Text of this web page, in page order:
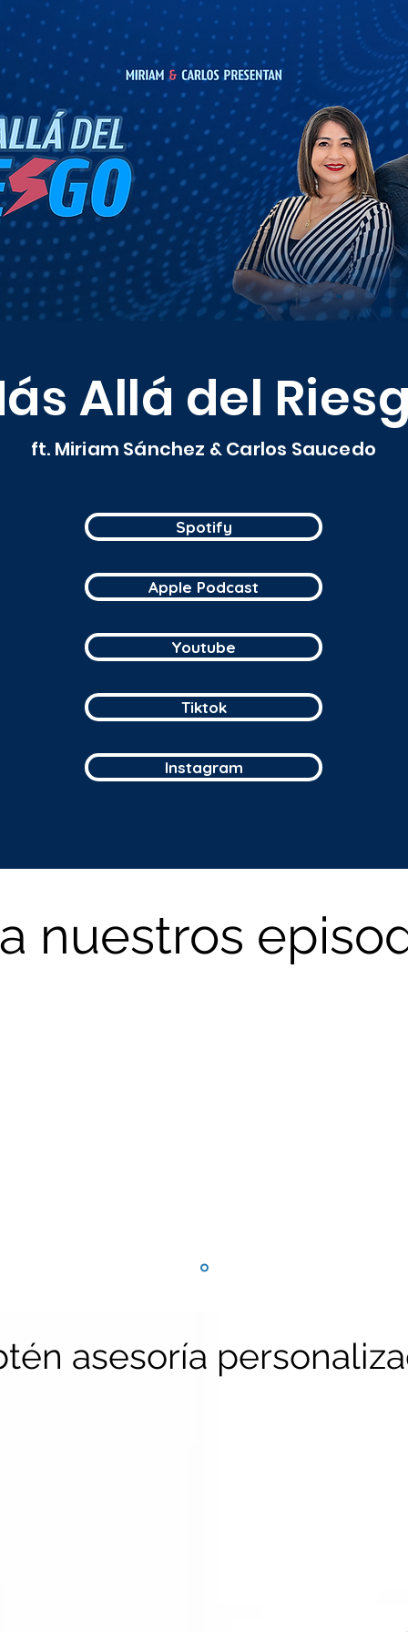
Allá del
ft. Miriam Sánchez & Carlos Saucedo
Spotify
Apple Podcast
Youtube
Tiktok
Instagram
nuestros
asesoría